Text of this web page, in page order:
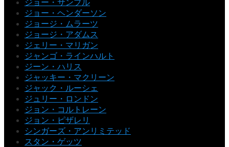
ジョー・サンプル
ジョー・ヘンダーソン
ジョージ・ムラーツ
ジョージ・アダムス
ジェリー・マリガン
ジャンゴ・ラインハルト
ジーン・ハリス
ジャッキー・マクリーン
ジャック・ルーシェ
ジュリー・ロンドン
ジョン・コルトレーン
ジョン・ピザレリ
シンガーズ・アンリミテッド
スタン・ゲッツ